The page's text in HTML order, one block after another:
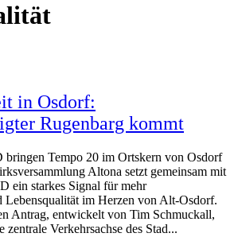
in Osdorf:
Rugenbarg kommt
Tempo 20 im Ortskern von Osdorf
Altona setzt gemeinsam mit
ein starkes Signal für mehr
Lebensqualität im Herzen von Alt-Osdorf.
Antrag, entwickelt von Tim Schmuckall,
zentrale Verkehrsachse des Stad...